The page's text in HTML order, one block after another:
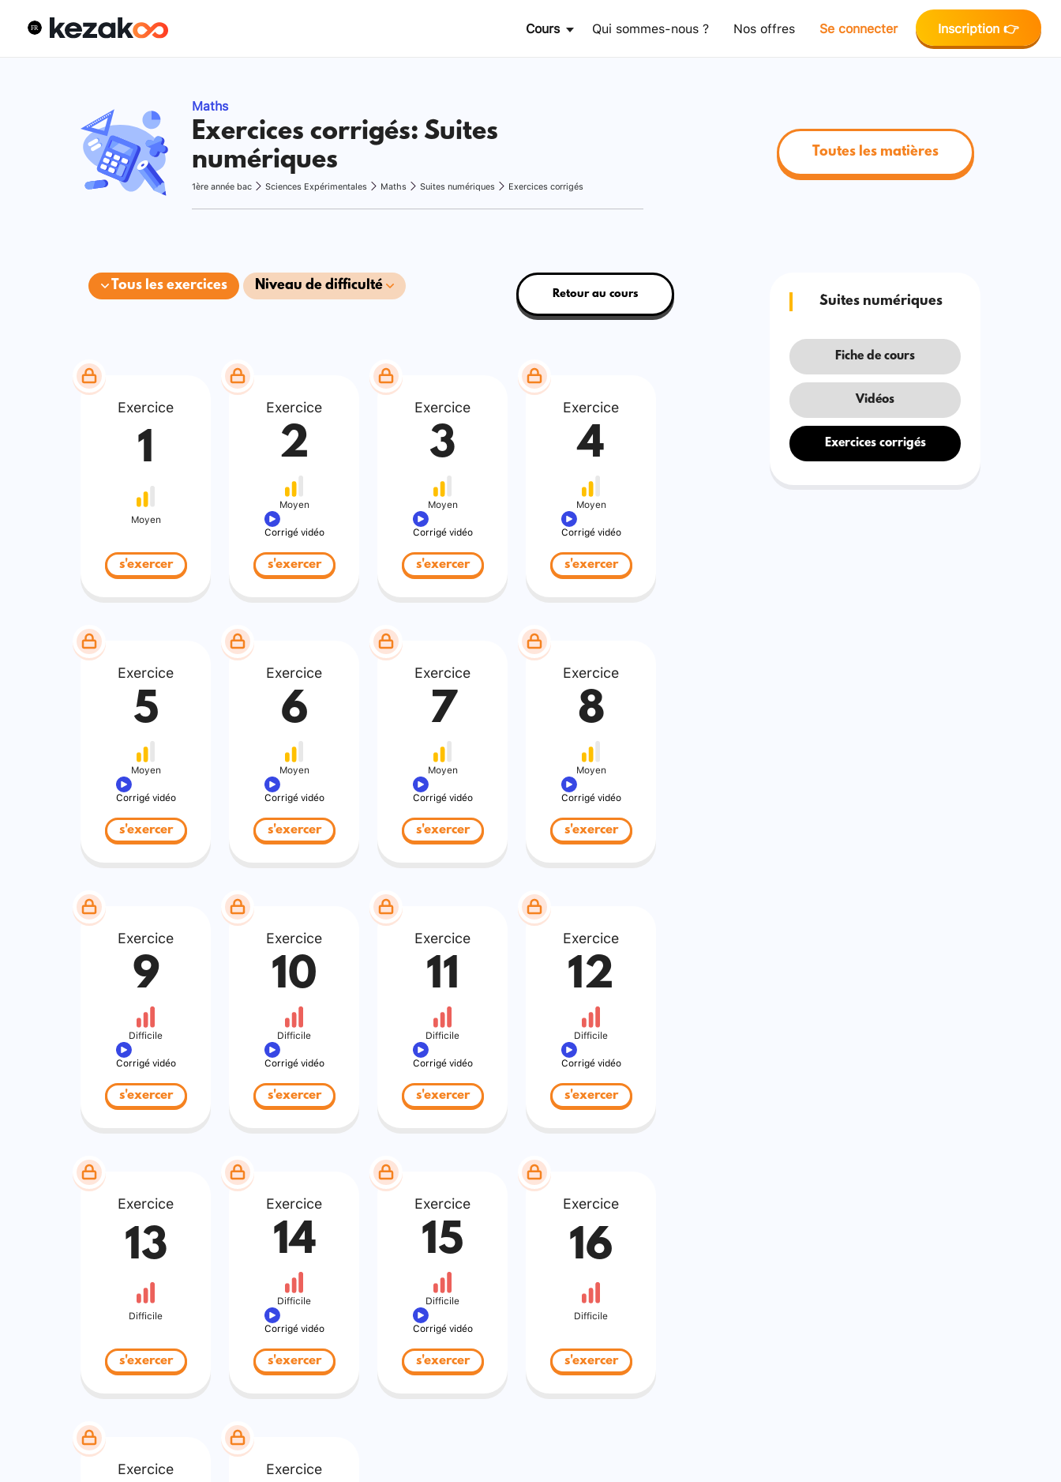
Cours Qui sommes-nous ? Nos offres Se connecter Inscription 👉
Maths
Exercices corrigés: Suites
numériques
1ère année bac Sciences Expérimentales Maths Suites numériques Exercices corrigés
Toutes les matières
Tous les exercices Niveau de difficulté
Retour au cours
Exercice
1
Moyen
s'exercer
Exercice
2
Moyen
Corrigé vidéo
s'exercer
Exercice
3
Moyen
Corrigé vidéo
s'exercer
Exercice
4
Moyen
Corrigé vidéo
s'exercer
Exercice
5
Moyen
Corrigé vidéo
s'exercer
Exercice
6
Moyen
Corrigé vidéo
s'exercer
Exercice
7
Moyen
Corrigé vidéo
s'exercer
Exercice
8
Moyen
Corrigé vidéo
s'exercer
Exercice
9
Difficile
Corrigé vidéo
s'exercer
Exercice
10
Difficile
Corrigé vidéo
s'exercer
Exercice
11
Difficile
Corrigé vidéo
s'exercer
Exercice
12
Difficile
Corrigé vidéo
s'exercer
Exercice
13
Difficile
s'exercer
Exercice
14
Difficile
Corrigé vidéo
s'exercer
Exercice
15
Difficile
Corrigé vidéo
s'exercer
Exercice
16
Difficile
s'exercer
Exercice Exercice
Suites numériques
Fiche de cours
Vidéos
Exercices corrigés